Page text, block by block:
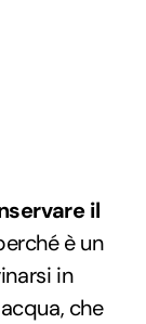
il
è un
in
che